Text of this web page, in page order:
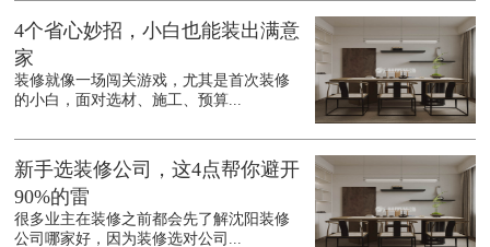
4个省心妙招，小白也能装出满意
家
装修就像一场闯关游戏，尤其是首次装修
的小白，面对选材、施工、预算...
新手选装修公司，这4点帮你避开
90%的雷
很多业主在装修之前都会先了解沈阳装修
公司哪家好，因为装修选对公司...